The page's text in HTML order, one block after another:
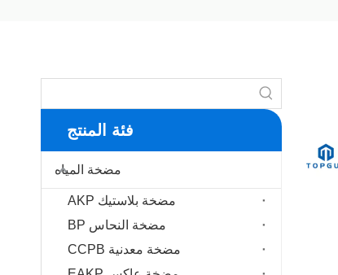
فئة المنتج
مضخة المياه
مضخة بلاستيك AKP
مضخة النحاس BP
مضخة معدنية CCPB